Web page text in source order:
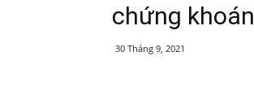
chứng khoán
30 Tháng 9, 2021